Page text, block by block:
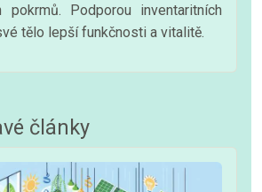
pokrmů. Podporou inventaritních
tělo lepší funkčnosti a vitalitě.
články